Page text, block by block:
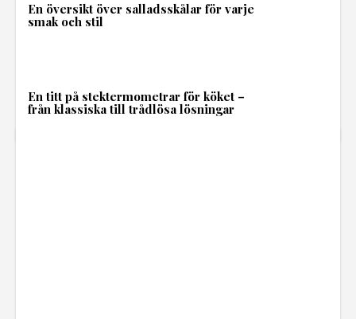
En översikt över salladsskålar för varje
smak och stil
En titt på stektermometrar för köket –
från klassiska till trådlösa lösningar